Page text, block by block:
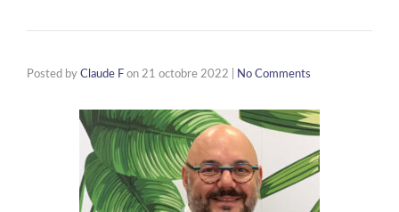
Posted by Claude F on 21 octobre 2022 No Comments